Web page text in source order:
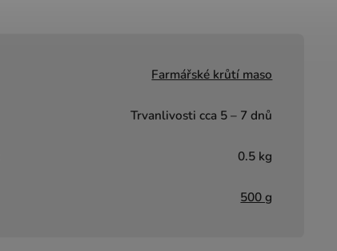
Farmářské krůtí maso
Trvanlivosti cca 5 – 7 dnů
0.5 kg
500 g